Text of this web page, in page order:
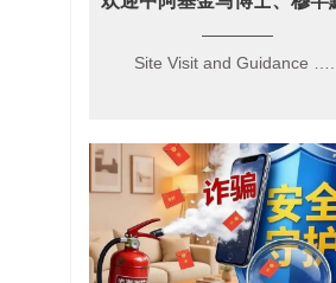
Site Visit and Guidance …...